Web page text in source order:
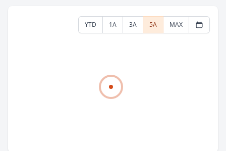
YTD 1A 3A 5A MAX